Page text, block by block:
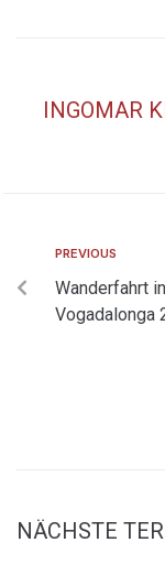
INGOMAR
PREVIOUS
Wanderfahrt
Vogadalonga
NÄCHSTE